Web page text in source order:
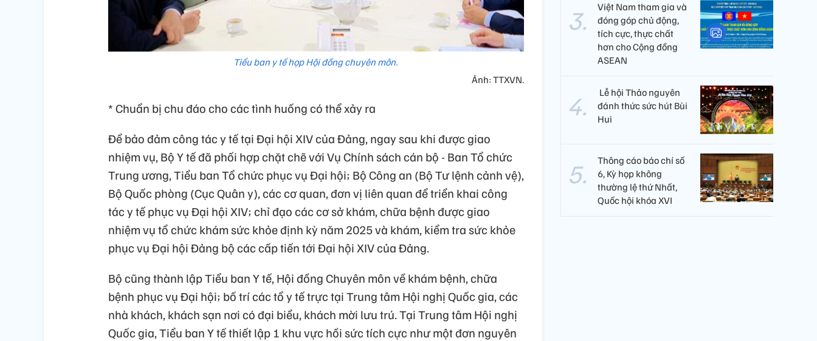
Tiểu ban y tế họp Hội đồng chuyên môn.
Ảnh: TTXVN.
* Chuẩn bị chu đáo cho các tình huống có thể xảy ra
Để bảo đảm công tác y tế tại Đại hội XIV của Đảng, ngay sau khi được giao
nhiệm vụ, Bộ Y tế đã phối hợp chặt chẽ với Vụ Chính sách cán bộ - Ban Tổ chức
Trung ương, Tiểu ban Tổ chức phục vụ Đại hội; Bộ Công an (Bộ Tư lệnh cảnh vệ),
Bộ Quốc phòng (Cục Quân y), các cơ quan, đơn vị liên quan để triển khai công
tác y tế phục vụ Đại hội XIV; chỉ đạo các cơ sở khám, chữa bệnh được giao
nhiệm vụ tổ chức khám sức khỏe định kỳ năm 2025 và khám, kiểm tra sức khỏe
phục vụ Đại hội Đảng bộ các cấp tiến tới Đại hội XIV của Đảng.
Bộ cũng thành lập Tiểu ban Y tế, Hội đồng Chuyên môn về khám bệnh, chữa
bệnh phục vụ Đại hội; bố trí các tổ y tế trực tại Trung tâm Hội nghị Quốc gia, các
nhà khách, khách sạn nơi có đại biểu, khách mời lưu trú. Tại Trung tâm Hội nghị
Quốc gia, Tiểu ban Y tế thiết lập 1 khu vực hồi sức tích cực như một đơn nguyên
Việt Nam tham gia và
đóng góp chủ động,
tích cực, thực chất
hơn cho Cộng đồng
ASEAN
​ Lễ hội Thảo nguyên
đánh thức sức hút Bùi
Hui
Thông cáo báo chí số
6, Kỳ họp không
thường lệ thứ Nhất,
Quốc hội khóa XVI